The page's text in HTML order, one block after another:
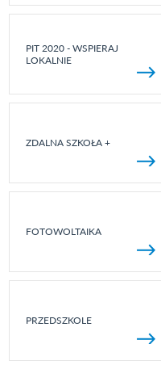
PIT 2020 - WSPIERAJ
LOKALNIE
ZDALNA SZKOŁA +
FOTOWOLTAIKA
PRZEDSZKOLE